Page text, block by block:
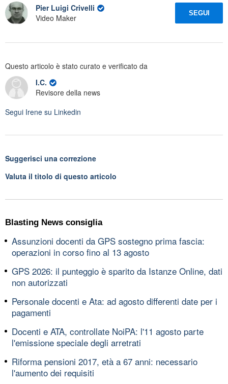
Pier Luigi Crivelli
Video Maker
SEGUI
Questo articolo è stato curato e verificato da
I.C.
Revisore della news
Segui Irene su Linkedin
Suggerisci una correzione
Valuta il titolo di questo articolo
Blasting News consiglia
Assunzioni docenti da GPS sostegno prima fascia:
operazioni in corso fino al 13 agosto
GPS 2026: il punteggio è sparito da Istanze Online, dati
non autorizzati
Personale docenti e Ata: ad agosto differenti date per i
pagamenti
Docenti e ATA, controllate NoiPA: l'11 agosto parte
l'emissione speciale degli arretrati
Riforma pensioni 2017, età a 67 anni: necessario
l'aumento dei requisiti